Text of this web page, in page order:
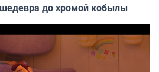
до хромой кобылы